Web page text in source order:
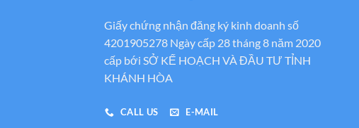
Giấy chứng nhận đăng ký kinh doanh số
4201905278 Ngày cấp 28 tháng 8 năm 2020
cấp bới SỞ KẾ HOẠCH VÀ ĐẦU TƯ TỈNH
KHÁNH HÒA
CALL US E-MAIL